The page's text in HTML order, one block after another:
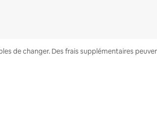
de changer. Des frais supplémentaires